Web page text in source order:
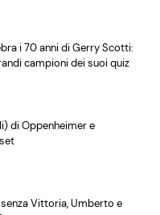
i 70 anni di Gerry Scotti:
campioni dei suoi quiz
di Oppenheimer e
Vittoria, Umberto e